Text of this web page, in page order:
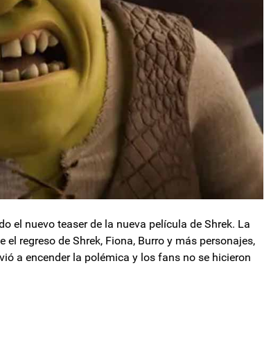
el nuevo teaser de la nueva película de Shrek. La
regreso de Shrek, Fiona, Burro y más personajes,
a encender la polémica y los fans no se hicieron